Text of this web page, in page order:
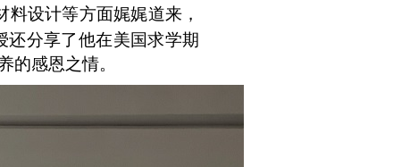
料设计等方面娓娓道来，
还分享了他在美国求学期
的感恩之情。